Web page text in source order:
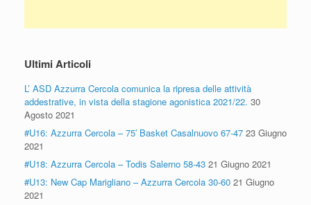
Ultimi Articoli
L’ ASD Azzurra Cercola comunica la ripresa delle attività
addestrative, in vista della stagione agonistica 2021/22. 30
Agosto 2021
#U16: Azzurra Cercola – 75′ Basket Casalnuovo 67-47 23 Giugno
2021
#U18: Azzurra Cercola – Todis Salerno 58-43 21 Giugno 2021
#U13: New Cap Marigliano – Azzurra Cercola 30-60 21 Giugno
2021